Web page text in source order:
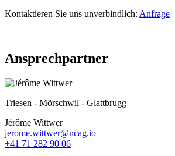
Kontaktieren Sie uns unverbindlich: Anfrage
Ansprechpartner
Triesen - Mörschwil - Glattbrugg
Jérôme Wittwer
jerome.wittwer@ncag.io
+41 71 282 90 06